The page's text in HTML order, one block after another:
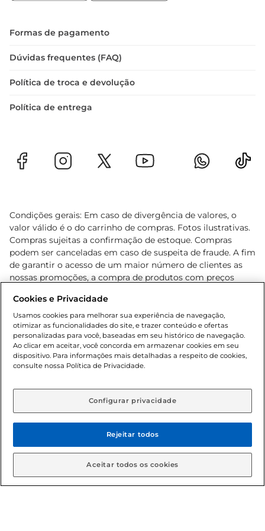
um dia longo, o Vinho Quinta de Bons Ventos
aos paladares mais exigentes.
Formas de pagamento
Dúvidas frequentes (FAQ)
Política de troca e devolução
Política de entrega
Condições gerais: Em caso de divergência de valores, o
valor válido é o do carrinho de compras. Fotos ilustrativas.
Compras sujeitas a confirmação de estoque. Compras
podem ser canceladas em caso de suspeita de fraude. A fim
de garantir o acesso de um maior número de clientes as
nossas promoções, a compra de produtos com preços
cliente. Os preços, ofertas e condições são exclusivos para
o e-commerce e válidos durante o dia de hoje, podendo
sofrer alterações sem prévia notificação. Proibida a venda
de bebidas alcoólicas para menores de 18 anos, conforme
Lei n.º 8069/90, art. 81, inciso II (Estatuto da Criança e do
Adolescente). Preços e condições exclusivos para o
aviso prévio. O valor mínimo para as compras on-line é de
© 2026 Copyright. Todos os direitos
reservados Gbarbosa.
Cookies e Privacidade
Usamos cookies para melhorar sua experiência de navegação,
otimizar as funcionalidades do site, e trazer conteúdo e ofertas
personalizadas para você, baseadas em seu histórico de navegação.
Ao clicar em aceitar, você concorda em armazenar cookies em seu
dispositivo. Para informações mais detalhadas a respeito de cookies,
consulte nossa Política de Privacidade.
Configurar privacidade
Rejeitar todos
Aceitar todos os cookies